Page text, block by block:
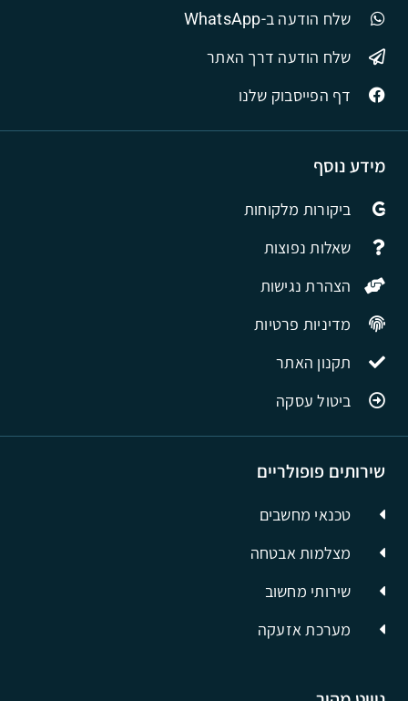
שירותים פופולריים
טכנאי מחשבים
מצלמות אבטחה
שירותי מחשוב
מערכת אזעקה
מידע נוסף
ביקורות מלקוחות
שאלות נפוצות
הצהרת נגישות
מדיניות פרטיות
תקנון האתר
ביטול עסקה
שלח הודעה ב-WhatsApp
שלח הודעה דרך האתר
דף הפייסבוק שלנו